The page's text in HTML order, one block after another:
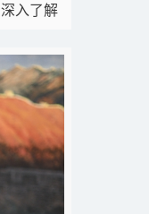
深入了解